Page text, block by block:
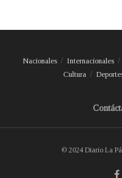
Nacionales Internacionales
Cultura
© 2024 Diario La